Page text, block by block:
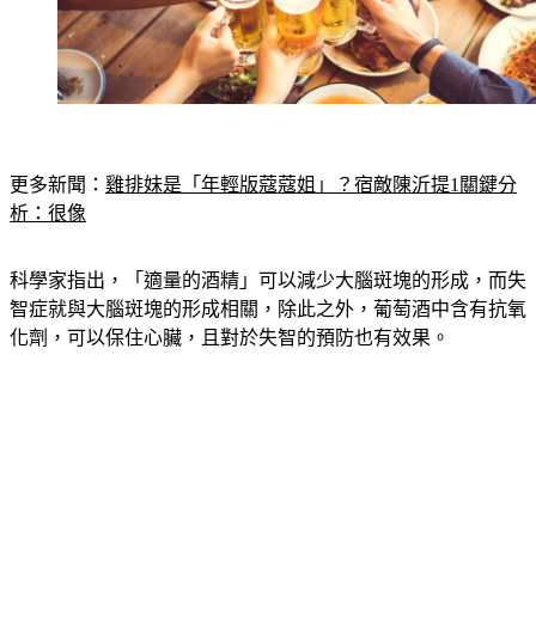
更多新聞： 雞排妹是「年輕版蔻蔻姐」？宿敵陳沂提1關鍵分
析：很像
科學家指出，「適量的酒精」可以減少大腦斑塊的形成，而失
智症就與大腦斑塊的形成相關，除此之外，葡萄酒中含有抗氧
化劑，可以保住心臟，且對於失智的預防也有效果。